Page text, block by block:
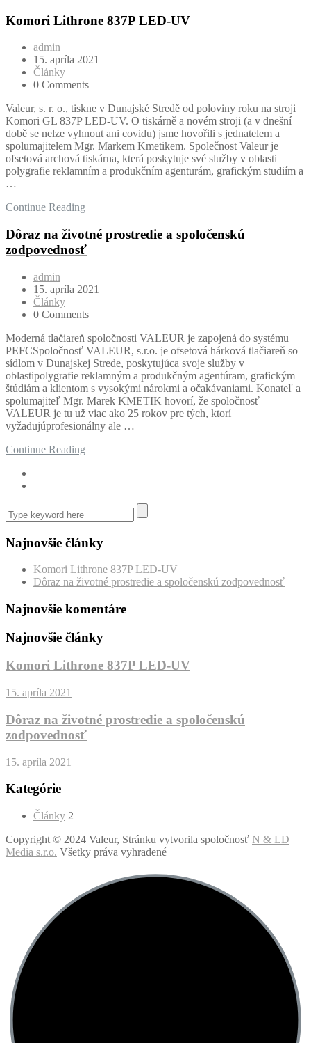
Komori Lithrone 837P LED-UV
admin
15. apríla 2021
Články
0 Comments
Valeur, s. r. o., tiskne v Dunajské Stredě od poloviny roku na stroji
Komori GL 837P LED-UV. O tiskárně a novém stroji (a v dnešní
době se nelze vyhnout ani covidu) jsme hovořili s jednatelem a
spolumajitelem Mgr. Markem Kmetikem. Společnost Valeur je
ofsetová archová tiskárna, která poskytuje své služby v oblasti
polygrafie reklamním a produkčním agenturám, grafickým studiím a
…
Continue Reading
Dôraz na životné prostredie a spoločenskú
zodpovednosť
admin
15. apríla 2021
Články
0 Comments
Moderná tlačiareň spoločnosti VALEUR je zapojená do systému
PEFCSpoločnosť VALEUR, s.r.o. je ofsetová hárková tlačiareň so
sídlom v Dunajskej Strede, poskytujúca svoje služby v
oblastipolygrafie reklamným a produkčným agentúram, grafickým
štúdiám a klientom s vysokými nárokmi a očakávaniami. Konateľ a
spolumajiteľ Mgr. Marek KMETIK hovorí, že spoločnosť
VALEUR je tu už viac ako 25 rokov pre tých, ktorí
vyžadujúprofesionálny ale …
Continue Reading
Najnovšie články
Komori Lithrone 837P LED-UV
Dôraz na životné prostredie a spoločenskú zodpovednosť
Najnovšie komentáre
Najnovšie články
Komori Lithrone 837P LED-UV
15. apríla 2021
Dôraz na životné prostredie a spoločenskú
zodpovednosť
15. apríla 2021
Kategórie
Články 2
Copyright © 2024 Valeur, Stránku vytvorila spoločnosť N & LD
Media s.r.o. Všetky práva vyhradené